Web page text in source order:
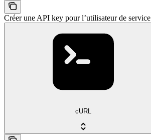
Créer une API key pour l’utilisateur de service
cURL